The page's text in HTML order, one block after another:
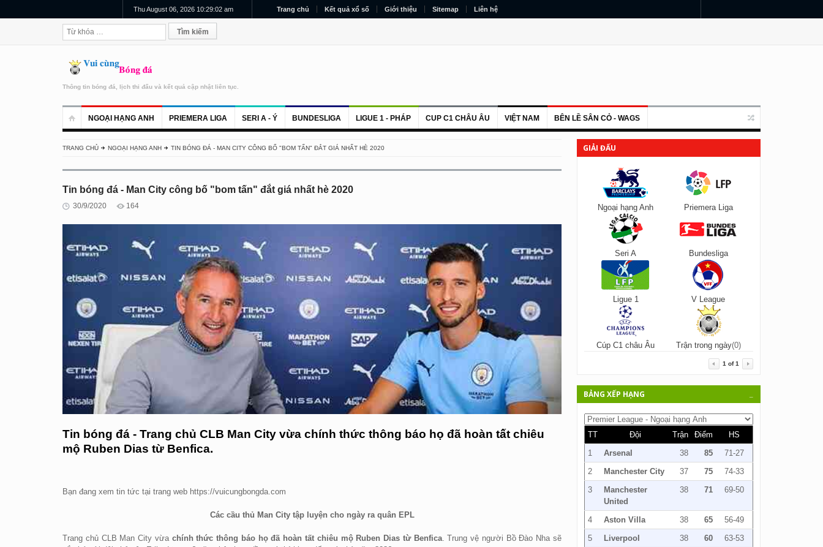
Thu August 06, 2026 10:29:02 am Trang chủ Kết quả xổ số Giới thiệu Sitemap Liên hệ
Thông tin bóng đá, lịch thi đấu và kết quả cập nhật liên tục.
NGOẠI HẠNG ANH PRIEMERA LIGA SERI A - Ý BUNDESLIGA LIGUE 1 - PHÁP CUP C1 CHÂU ÂU VIỆT NAM BÊN LỀ SÂN CỎ - WAGS
TRANG CHỦ NGOẠI HẠNG ANH TIN BÓNG ĐÁ - MAN CITY CÔNG BỐ "BOM TẤN" ĐẮT GIÁ NHẤT HÈ 2020
Tin bóng đá - Man City công bố "bom tấn" đắt giá nhất hè 2020
30/9/2020 164
Tin bóng đá - Trang chủ CLB Man City vừa chính thức thông báo họ đã hoàn tất chiêu
mộ Ruben Dias từ Benfica.
Bạn đang xem tin tức tại trang web https://vuicungbongda.com
Các cầu thủ Man City tập luyện cho ngày ra quân EPL
Trang chủ CLB Man City vừa chính thức thông báo họ đã hoàn tất chiêu mộ Ruben Dias từ Benfica. Trung vệ người Bồ Đào Nha sẽ
GIẢI ĐẤU
Ngoại hạng Anh Priemera Liga
Seri A Bundesliga
Ligue 1 V League
Cúp C1 châu Âu Trận trong ngày(0)
1 of1
BẢNG XẾP HẠNG
TT Đội Trận Điểm
HS
1
Arsenal 38 85
71-27
2
Manchester City 37 75
74-33
3
Manchester
United
38 71 69-50
4 Aston Villa 38 65
56-49
5
Liverpool 38 60
63-53